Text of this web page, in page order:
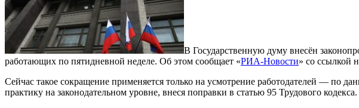
В Государственную думу внесён
работающих по пятидневной неделе. Об этом сообщает «РИА-Новости» со ссылкой
Сейчас такое сокращение применяется только на усмотрение работодателей — по
практику на законодательном уровне, внеся поправки в статью 95 Трудового кодекса.